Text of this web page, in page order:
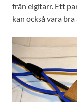
från elgitarr. Ett
kan också vara bra